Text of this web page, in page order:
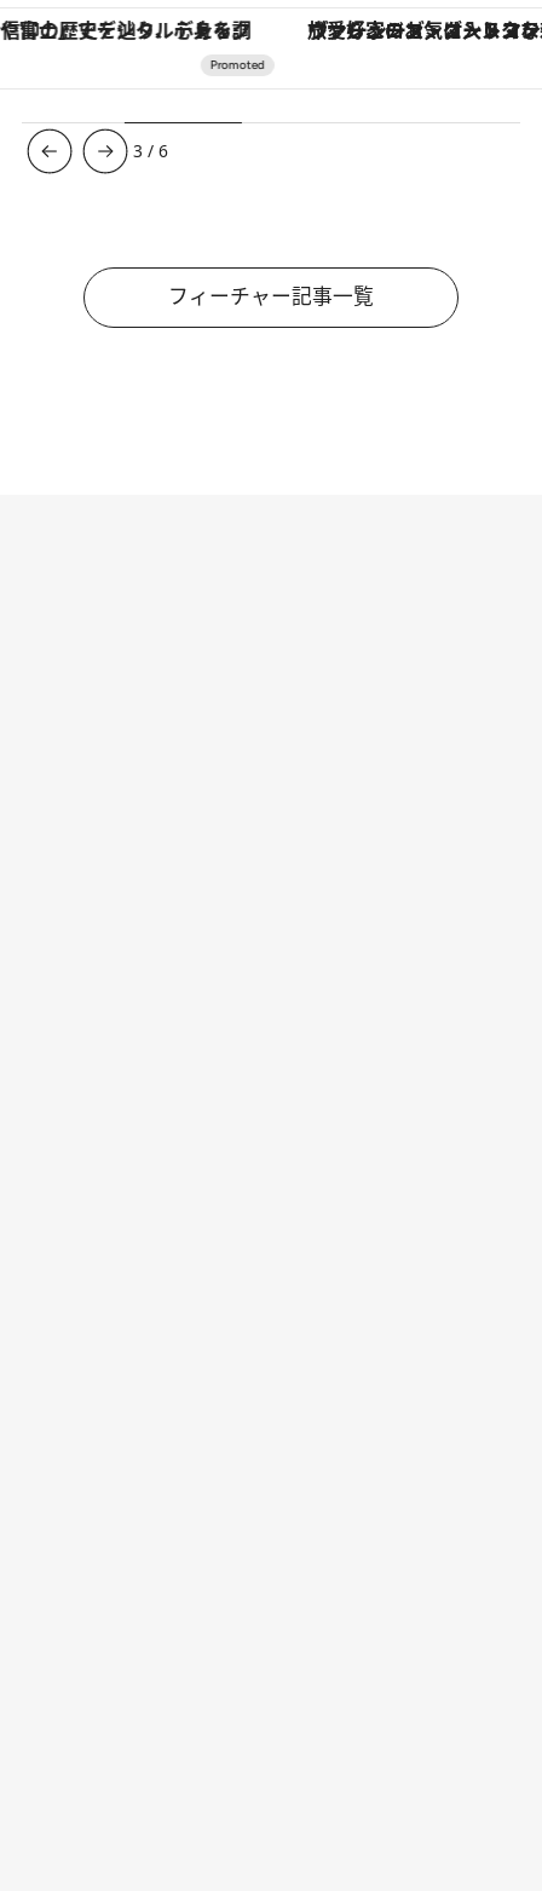
ヴァシュロン・コンスタンタン「オーヴァーシーズ・オートマティック」。旅愛好家のお気に入りコレクションから、ジェンダーレスな新作が登場 【夏限定ディナーコース】旬を
3 /6
フィーチャー記事一覧